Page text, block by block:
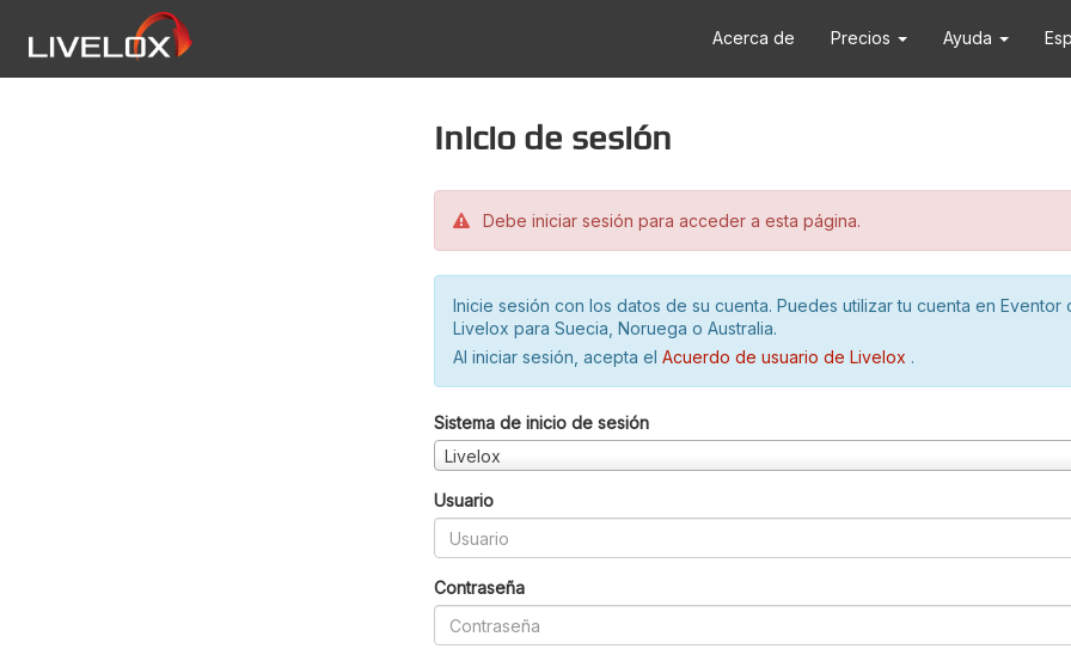
Acerca de Precios Ayuda
Inicio de sesión
Debe iniciar sesión para acceder a esta página.
Inicie sesión con los datos de su cuenta. Puedes utilizar tu cuenta en Eventor
Livelox para Suecia, Noruega o Australia.
Al iniciar sesión, acepta el Acuerdo de usuario de Livelox .
Sistema de inicio de sesión
Livelox
Usuario
Contraseña